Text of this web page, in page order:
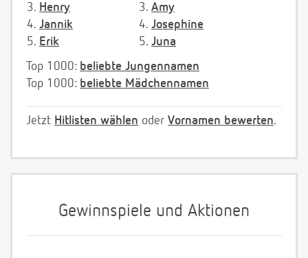
3. Henry
4. Jannik
5. Erik
3. Amy
4. Josephine
5. Juna
Top 1000: beliebte Jungennamen
Top 1000: beliebte Mädchennamen
Jetzt Hitlisten wählen oder Vornamen bewerten.
Gewinnspiele und Aktionen